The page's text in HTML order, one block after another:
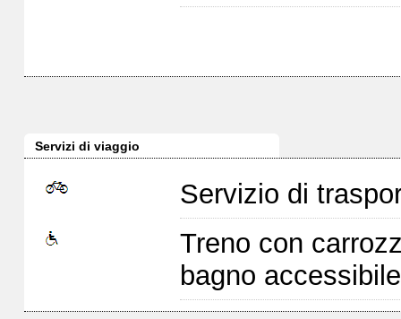
Servizi di viaggio
Servizio di
Treno con
bagno